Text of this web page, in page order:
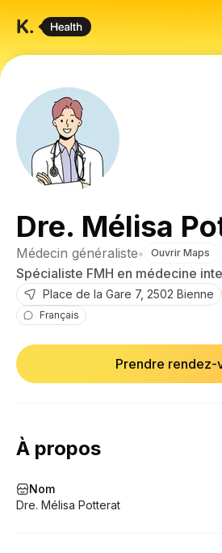
Dre. Mélisa
Médecin généraliste• Ouvrir Maps
Spécialiste FMH en médecine
Place de la Gare 7, 2502 Bienne
Français
Prendre rendez-
À propos
Nom
Dre. Mélisa Potterat